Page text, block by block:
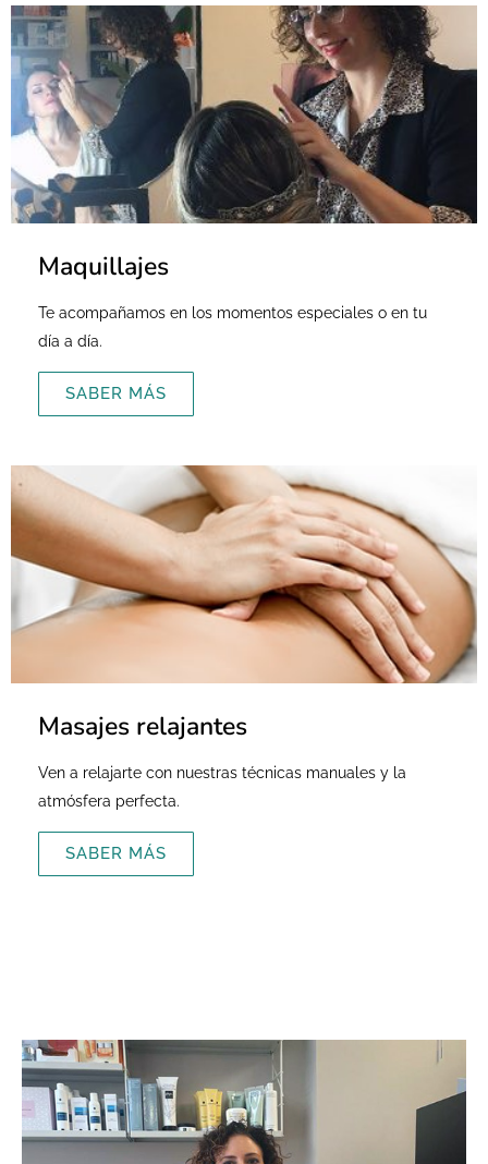
Maquillajes
Te acompañamos en los momentos especiales o en tu
día a día.
SABER MÁS
Masajes relajantes
Ven a relajarte con nuestras técnicas manuales y la
atmósfera perfecta.
SABER MÁS